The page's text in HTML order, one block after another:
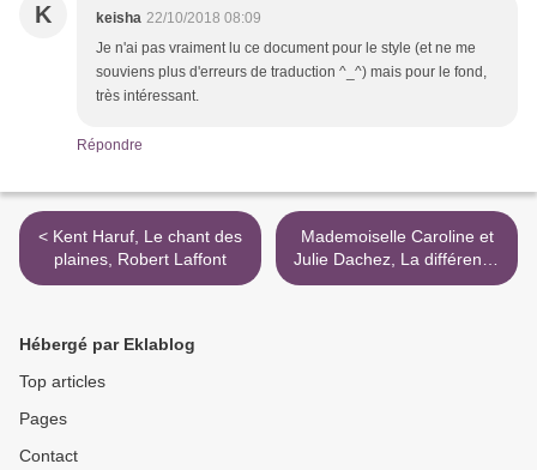
K keisha 22/10/2018 08:09
Je n'ai pas vraiment lu ce document pour le style (et ne me
souviens plus d'erreurs de traduction ^_^) mais pour le fond,
très intéressant.
Répondre
< Kent Haruf, Le chant des
plaines, Robert Laffont
Mademoiselle Caroline et
Julie Dachez, La différence
invisible, Delcourt >
Hébergé par Eklablog
Top articles
Pages
Contact